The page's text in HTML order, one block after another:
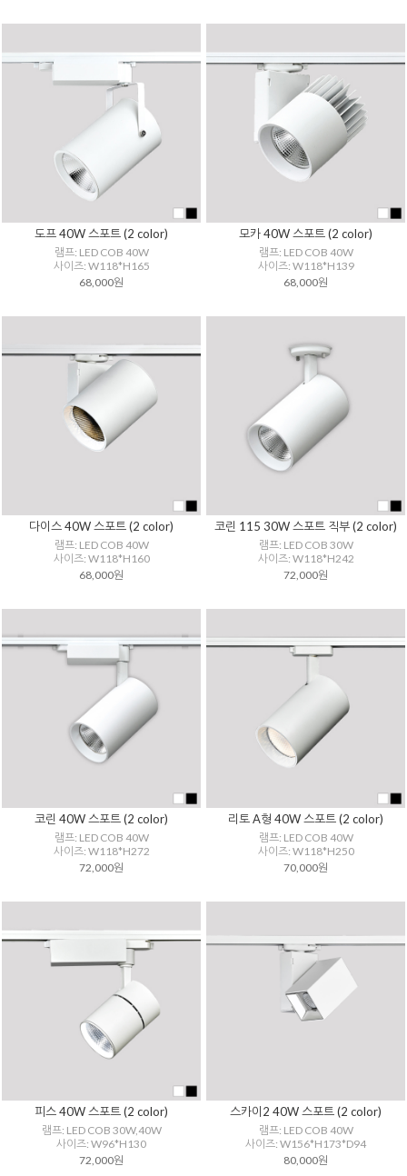
도프 40W 스포트 (2 color)
램프: LED COB 40W
사이즈: W118*H165
68,000원
모카 40W 스포트 (2 color)
램프: LED COB 40W
사이즈: W118*H139
68,000원
다이스 40W 스포트 (2 color)
램프: LED COB 40W
사이즈: W118*H160
68,000원
코린 115 30W 스포트 직부 (2 color)
램프: LED COB 30W
사이즈: W118*H242
72,000원
코린 40W 스포트 (2 color)
램프: LED COB 40W
사이즈: W118*H272
72,000원
리토 A형 40W 스포트 (2 color)
램프: LED COB 40W
사이즈: W118*H250
70,000원
피스 40W 스포트 (2 color)
램프: LED COB 30W,40W
사이즈: W96*H130
72,000원
스카이2 40W 스포트 (2 color)
램프: LED COB 40W
사이즈: W156*H173*D94
80,000원